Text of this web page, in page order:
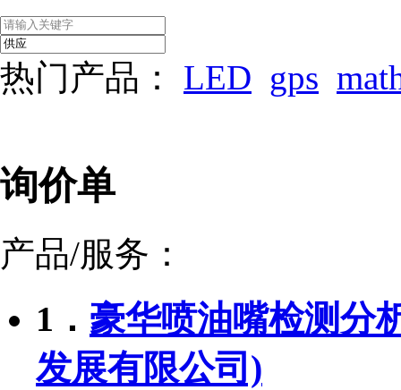
热门产品： LED gps
询价单
产品/服务：
1． 豪华喷油嘴检测分
发展有限公司)